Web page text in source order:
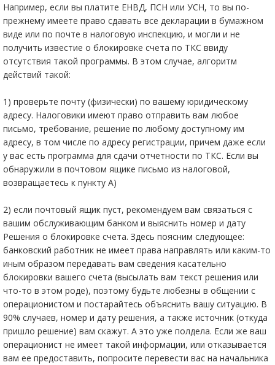
Например, если вы платите ЕНВД, ПСН или УСН, то вы по-
прежнему имеете право сдавать все декларации в бумажном
виде или по почте в налоговую инспекцию, и могли и не
получить известие о блокировке счета по ТКС ввиду
отсутствия такой программы. В этом случае, алгоритм
действий такой:
1) проверьте почту (физически) по вашему юридическому
адресу. Налоговики имеют право отправить вам любое
письмо, требование, решение по любому доступному им
адресу, в том числе по адресу регистрации, причем даже если
у вас есть программа для сдачи отчетности по ТКС. Если вы
обнаружили в почтовом ящике письмо из налоговой,
возвращаетесь к пункту А)
2) если почтовый ящик пуст, рекомендуем вам связаться с
вашим обслуживающим банком и выяснить номер и дату
Решения о блокировке счета. Здесь поясним следующее:
банковский работник не имеет права направлять или каким-то
иным образом передавать вам сведения касательно
блокировки вашего счета (высылать вам текст решения или
что-то в этом роде), поэтому будьте любезны в общении с
операционистом и постарайтесь объяснить вашу ситуацию. В
90% случаев, номер и дату решения, а также источник (откуда
пришло решение) вам скажут. А это уже полдела. Если же ваш
операционист не имеет такой информации, или отказывается
вам ее предоставить, попросите перевести вас на начальника